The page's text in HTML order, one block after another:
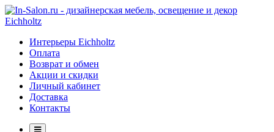
Интерьеры Eichholtz
Оплата
Возврат и обмен
Акции и скидки
Личный кабинет
Доставка
Контакты